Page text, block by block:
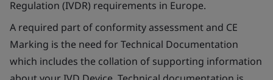
Regulation (IVDR) requirements in Europe.
A required part of conformity assessment and CE
Marking is the need for Technical Documentation
which includes the collation of supporting information